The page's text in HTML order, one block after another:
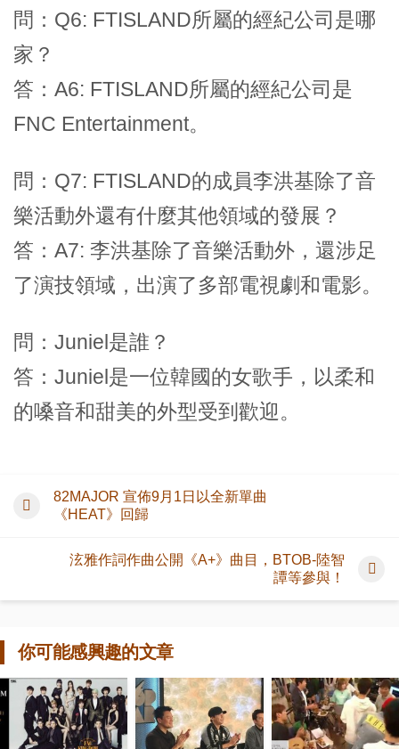
問：Q6: FTISLAND所屬的經紀公司是哪
家？
答：A6: FTISLAND所屬的經紀公司是
FNC Entertainment。
問：Q7: FTISLAND的成員李洪基除了音
樂活動外還有什麼其他領域的發展？
答：A7: 李洪基除了音樂活動外，還涉足
了演技領域，出演了多部電視劇和電影。
問：Juniel是誰？
答：Juniel是一位韓國的女歌手，以柔和
的嗓音和甜美的外型受到歡迎。
82MAJOR 宣佈9月1日以全新單曲
《HEAT》回歸
泫雅作詞作曲公開《A+》曲目，BTOB-陸智
譚等參與！
你可能感興趣的文章